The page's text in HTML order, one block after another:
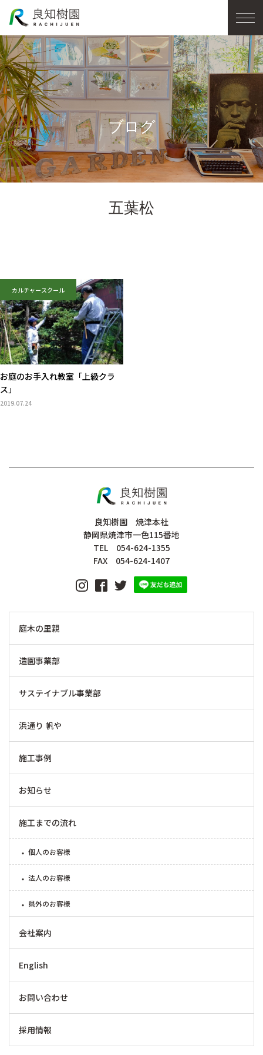
ブログ
五葉松
カルチャースクール
お庭のお手入れ教室「上級クラ
ス」
2019.07.24
良知樹園 焼津本社
静岡県焼津市一色115番地
TEL 054-624-1355
FAX 054-624-1407
庭木の里親
造園事業部
サステイナブル事業部
浜通り 帆や
施工事例
お知らせ
施工までの流れ
個人のお客様
法人のお客様
県外のお客様
会社案内
English
お問い合わせ
採用情報